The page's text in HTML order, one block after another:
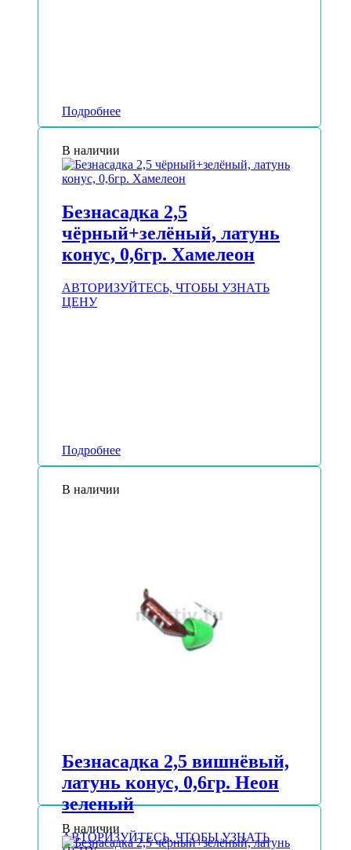
Подробнее
В наличии
Безнасадка 2,5
чёрный+зелёный, латунь
конус, 0,6гр. Хамелеон
АВТОРИЗУЙТЕСЬ, ЧТОБЫ УЗНАТЬ
ЦЕНУ
Подробнее
В наличии
Безнасадка 2,5 вишнёвый,
латунь конус, 0,6гр. Неон
зеленый
АВТОРИЗУЙТЕСЬ, ЧТОБЫ УЗНАТЬ
В наличии